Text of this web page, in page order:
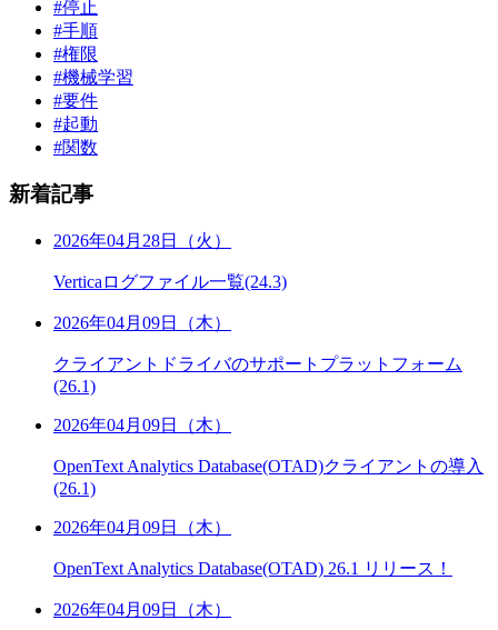
#停止
#手順
#権限
#機械学習
#要件
#起動
#関数
新着記事
2026年04月28日（火）
Verticaログファイル一覧(24.3)
2026年04月09日（木）
クライアントドライバのサポートプラットフォーム
(26.1)
2026年04月09日（木）
OpenText Analytics Database(OTAD)クライアントの導入
(26.1)
2026年04月09日（木）
OpenText Analytics Database(OTAD) 26.1 リリース！
2026年04月09日（木）